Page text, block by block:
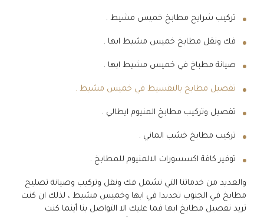
تركيب شرايح مطابخ خميس مشيط .
فك ونقل مطابخ خميس مشيط ابها .
صيانة مطباخ في خميس مشيط ابها .
تفصيل مطابخ بالتقسيط في خميس مشيط .
تفصيل وتركيب مطابخ المنيوم ايطالي .
تركيب مطابخ خشب الماني .
توفير كافة اكسسورات الالمنيوم للمطابخ .
والعديد من خدماتنا التي تشمل فك ونقل وتركيب وصيانة تصليح
مطابخ في الجنوب تحديدا في ابها وخميس مشيط ، لذلك ان كنت
تريد تفصيل مطابخ ابها فما عليك الا التواصل بنا أينما كنت